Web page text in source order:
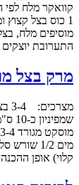
1 כוס בצל
מוסיפים מלח,
התערובת
מרק בצל
קלוי) אופן